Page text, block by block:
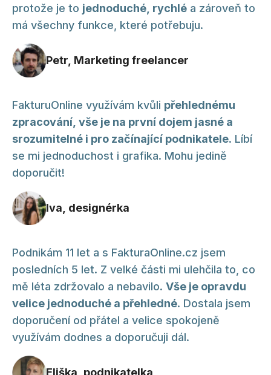
protože je to jednoduché, rychlé a zároveň to
má všechny funkce, které potřebuju.
Petr, Marketing freelancer
FakturuOnline využívám kvůli přehlednému
zpracování, vše je na první dojem jasné a
srozumitelné i pro začínající podnikatele. Líbí
se mi jednoduchost i grafika. Mohu jedině
doporučit!
Iva, designérka
Podnikám 11 let a s FakturaOnline.cz jsem
posledních 5 let. Z velké části mi ulehčila to, co
mě léta zdržovalo a nebavilo. Vše je opravdu
velice jednoduché a přehledné. Dostala jsem
doporučení od přátel a velice spokojeně
využívám dodnes a doporučuji dál.
Eliška, podnikatelka